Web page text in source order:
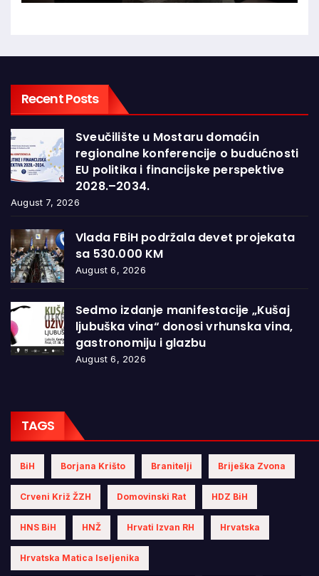
Recent Posts
Sveučilište u Mostaru domaćin
regionalne konferencije o budućnosti
EU politika i financijske perspektive
2028.–2034.
August 7, 2026
Vlada FBiH podržala devet projekata
sa 530.000 KM
August 6, 2026
Sedmo izdanje manifestacije „Kušaj
ljubuška vina“ donosi vrhunska vina,
gastronomiju i glazbu
August 6, 2026
TAGS
BiH Borjana Krišto Branitelji Briješka Zvona
Crveni Križ ŽZH Domovinski Rat HDZ BiH
HNS BiH HNŽ Hrvati Izvan RH Hrvatska
Hrvatska Matica Iseljenika